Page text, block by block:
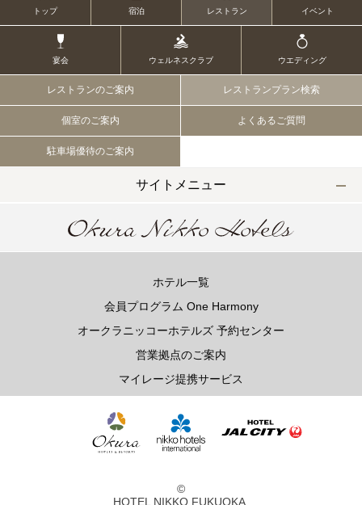
トップ 宿泊 レストラン イベント
宴会 ウェルネスクラブ ウエディング
レストランのご案内 レストランプラン検索
個室のご案内 よくあるご質問
駐車場優待のご案内
サイトメニュー
ホテル一覧
会員プログラム One Harmony
オークラニッコーホテルズ 予約センター
営業拠点のご案内
マイレージ提携サービス
©
HOTEL NIKKO FUKUOKA.